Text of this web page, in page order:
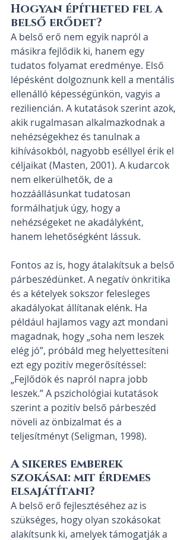
Hogyan építheted fel a
belső erődet?
A belső erő nem egyik napról a
másikra fejlődik ki, hanem egy
tudatos folyamat eredménye. Első
lépésként dolgoznunk kell a mentális
ellenálló képességünkön, vagyis a
reziliencián. A kutatások szerint azok,
akik rugalmasan alkalmazkodnak a
nehézségekhez és tanulnak a
kihívásokból, nagyobb eséllyel érik el
céljaikat (Masten, 2001). A kudarcok
nem elkerülhetők, de a
hozzáállásunkat tudatosan
formálhatjuk úgy, hogy a
nehézségeket ne akadályként,
hanem lehetőségként lássuk.
Fontos az is, hogy átalakítsuk a belső
párbeszédünket. A negatív önkritika
és a kételyek sokszor felesleges
akadályokat állítanak elénk. Ha
például hajlamos vagy azt mondani
magadnak, hogy „soha nem leszek
elég jó”, próbáld meg helyettesíteni
ezt egy pozitív megerősítéssel:
„Fejlődök és napról napra jobb
leszek.” A pszichológiai kutatások
szerint a pozitív belső párbeszéd
növeli az önbizalmat és a
teljesítményt (Seligman, 1998).
A sikeres emberek
szokásai: mit érdemes
elsajátítani?
A belső erő fejlesztéséhez az is
szükséges, hogy olyan szokásokat
alakítsunk ki, amelyek támogatják a